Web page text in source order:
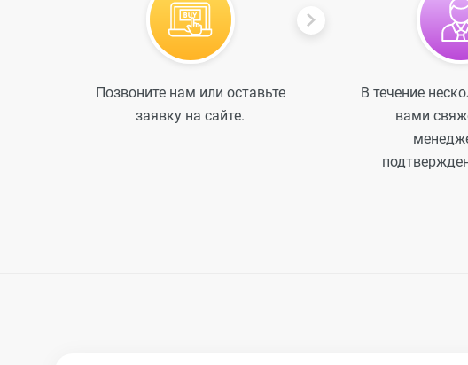
Позвоните нам или оставьте
заявку на сайте.
В течение
вами